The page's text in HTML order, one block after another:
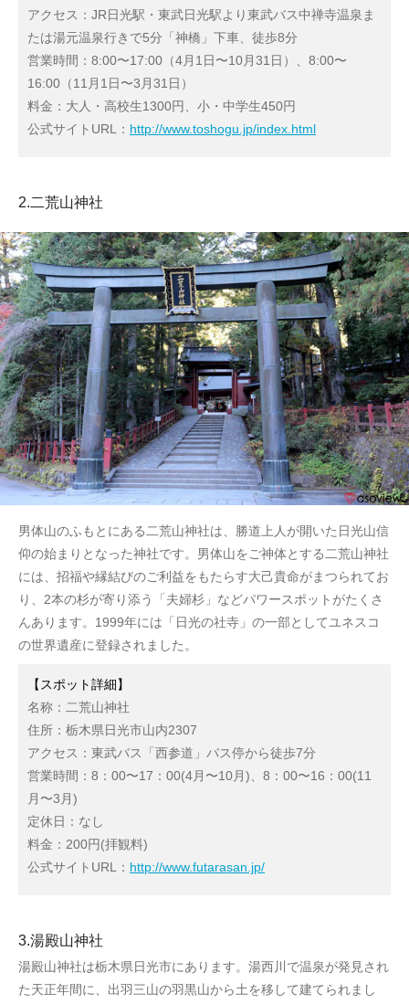
アクセス：JR日光駅・東武日光駅より東武バス中禅寺温泉ま
たは湯元温泉行きで5分「神橋」下車、徒歩8分
営業時間：8:00〜17:00（4月1日〜10月31日）、8:00〜
16:00（11月1日〜3月31日）
料金：大人・高校生1300円、小・中学生450円
公式サイトURL： http://www.toshogu.jp/index.html
2.二荒山神社
男体山のふもとにある二荒山神社は、勝道上人が開いた日光山信
仰の始まりとなった神社です。男体山をご神体とする二荒山神社
には、招福や縁結びのご利益をもたらす大己貴命がまつられてお
り、2本の杉が寄り添う「夫婦杉」などパワースポットがたくさ
んあります。1999年には「日光の社寺」の一部としてユネスコ
の世界遺産に登録されました。
【スポット詳細】
名称：二荒山神社
住所：栃木県日光市山内2307
アクセス：東武バス「西参道」バス停から徒歩7分
営業時間：8：00〜17：00(4月〜10月)、8：00〜16：00(11
月〜3月)
定休日：なし
料金：200円(拝観料)
公式サイトURL： http://www.futarasan.jp/
3.湯殿山神社
湯殿山神社は栃木県日光市にあります。湯西川で温泉が発見され
た天正年間に、出羽三山の羽黒山から土を移して建てられまし